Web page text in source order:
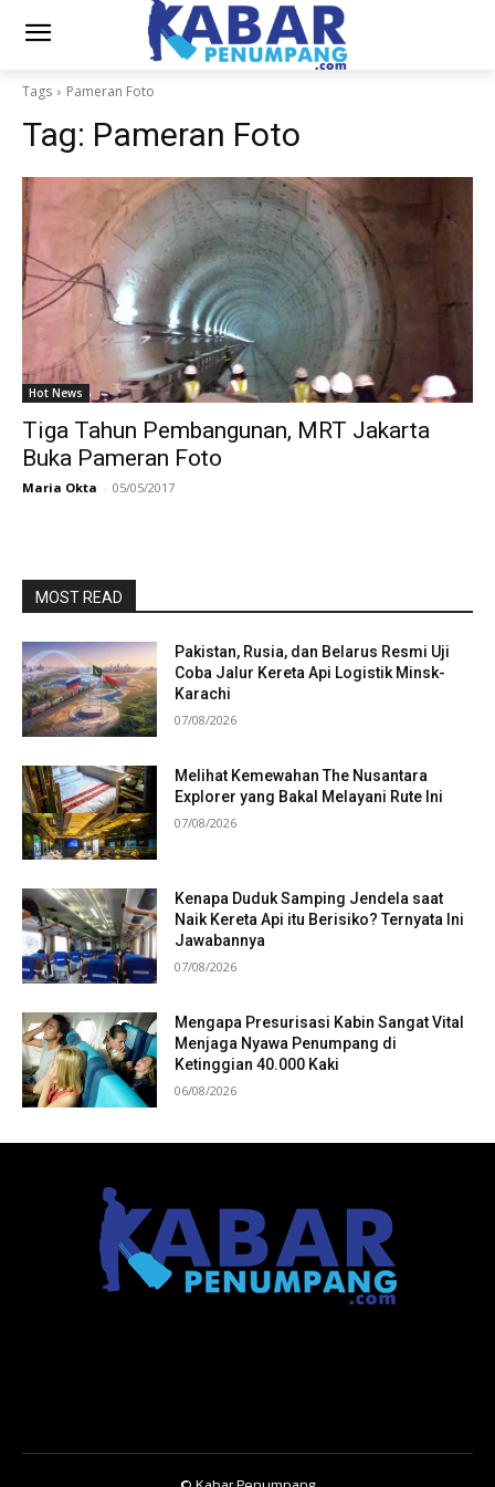
Tags Pameran Foto
Tag: Pameran Foto
Hot News
Tiga Tahun Pembangunan, MRT Jakarta
Buka Pameran Foto
Maria Okta - 05/05/2017
MOST READ
Pakistan, Rusia, dan Belarus Resmi Uji
Coba Jalur Kereta Api Logistik Minsk-
Karachi
07/08/2026
Melihat Kemewahan The Nusantara
Explorer yang Bakal Melayani Rute Ini
07/08/2026
Kenapa Duduk Samping Jendela saat
Naik Kereta Api itu Berisiko? Ternyata Ini
Jawabannya
07/08/2026
Mengapa Presurisasi Kabin Sangat Vital
Menjaga Nyawa Penumpang di
Ketinggian 40.000 Kaki
06/08/2026